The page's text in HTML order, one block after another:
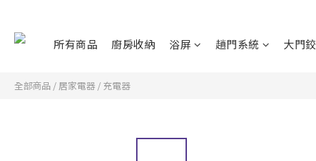
所有商品 廚房收納 浴屏 趟門系統 大門鉸
全部商品 / 居家電器 / 充電器